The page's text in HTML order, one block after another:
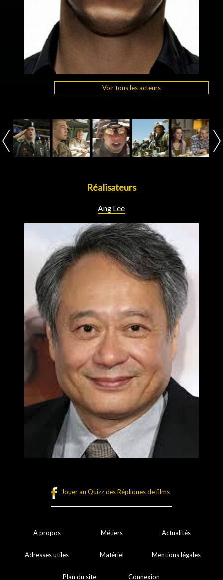
Voir tous les acteurs
Réalisateurs
Ang Lee
Jouer au Quizz des Répliques de films
A propos Métiers Actualités
Adresses utiles Matériel Mentions légales
Plan du site Connexion